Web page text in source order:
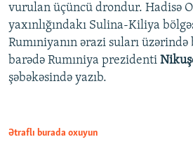
vurulan üçüncü drondur. Hadisə
yaxınlığındakı Sulina-Kiliya
Rumıniyanın ərazi suları
barədə Rumıniya prezidenti
şəbəkəsində yazıb.
Ətraflı burada oxuyun